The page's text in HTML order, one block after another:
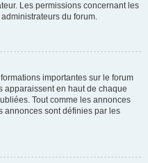
Les permissions concernant les
du forum.
importantes sur le forum
apparaissent en haut de chaque
Tout comme les annonces
annonces sont définies par les